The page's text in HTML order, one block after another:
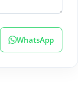
WhatsApp